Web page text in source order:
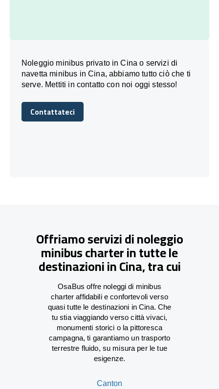
Noleggio minibus privato in Cina o servizi di
navetta minibus in Cina, abbiamo tutto ciò che ti
serve. Mettiti in contatto con noi oggi stesso!
Contattateci
Contattateci
Offriamo servizi di noleggio
minibus charter in tutte le
destinazioni in Cina, tra cui
OsaBus offre noleggi di minibus
charter affidabili e confortevoli verso
quasi tutte le destinazioni in Cina. Che
tu stia viaggiando verso città vivaci,
monumenti storici o la pittoresca
campagna, ti garantiamo un trasporto
terrestre fluido, su misura per le tue
esigenze.
Canton